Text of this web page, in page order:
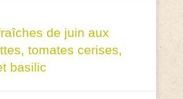
de juin aux
tomates cerises,
basilic